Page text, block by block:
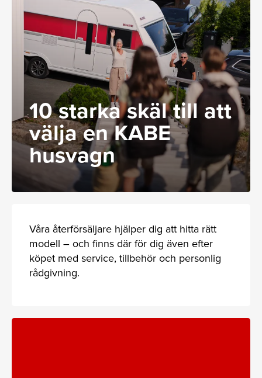
10 starka skäl till att
välja en KABE
husvagn
Våra återförsäljare hjälper dig att hitta rätt
modell – och finns där för dig även efter
köpet med service, tillbehör och personlig
rådgivning.